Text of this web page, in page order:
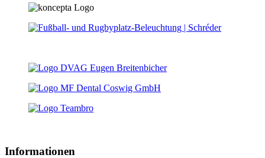
Informationen